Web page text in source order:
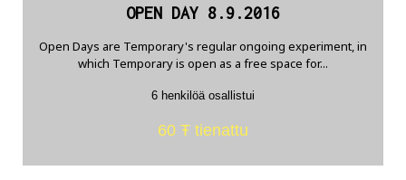
OPEN DAY 8.9.2016
Open Days are Temporary's regular ongoing experiment, in
which Temporary is open as a free space for...
6 henkilöä osallistui
60 Ŧ tienattu